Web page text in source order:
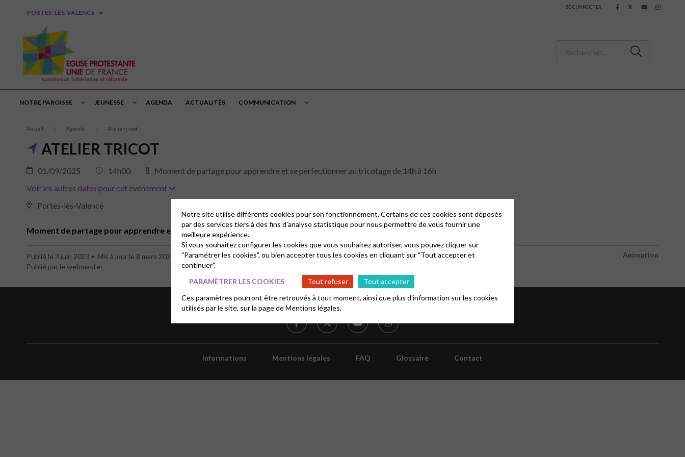
PORTES-LÈS-VALENCE
SE CONNECTER
NOTRE PAROISSE JEUNESSE AGENDA ACTUALITÉS COMMUNICATION
Accueil Agenda Atelier tricot
ATELIER TRICOT
01/09/2025 14h00
Moment de partage pour apprendre et se perfectionner au tricotage de 14h à 16h
Voir les autres dates pour cet évènement
Portes-lès-Valence
Moment de partage pour apprendre et se perfectionner au tricotage de 14h à 16h
Publié le 3 juin 2023
Mis à jour le 8 mars 2026
Publié par le webmaster
Animation
Informations Mentions légales FAQ Glossaire Contact
Notre site utilise différents cookies pour son fonctionnement. Certains de ces cookies sont déposés
par des services tiers à des fins d'analyse statistique pour nous permettre de vous fournir une
meilleure expérience.
Si vous souhaitez configurer les cookies que vous souhaitez autoriser, vous pouvez cliquer sur
"Paramétrer les cookies", ou bien accepter tous les cookies en cliquant sur "Tout accepter et
continuer".
PARAMÉTRER LES COOKIES
Tout refuser
Tout accepter
Ces paramètres pourront être retrouvés à tout moment, ainsi que plus d'information sur les cookies
utilisés par le site, sur la page deMentions légales.